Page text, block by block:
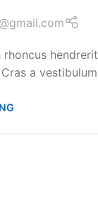
hendrerit
a vestibulum